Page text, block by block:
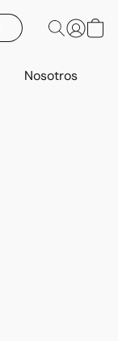
Nosotros